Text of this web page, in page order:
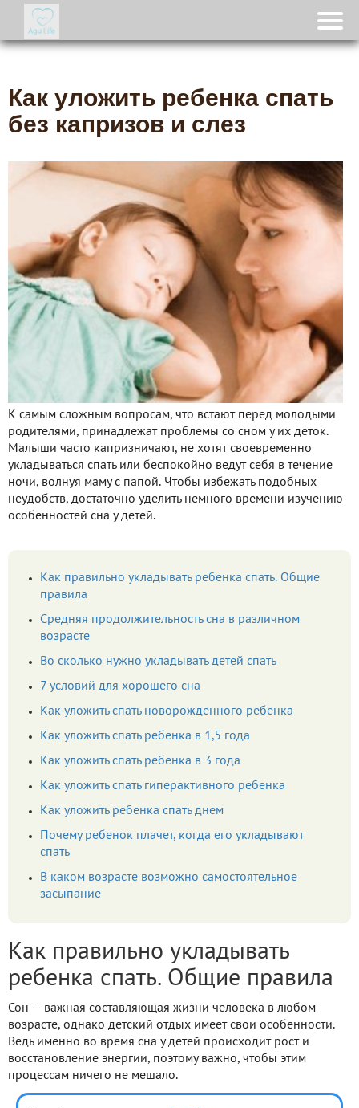
Как уложить ребенка спать
без капризов и слез
К самым сложным вопросам, что встают перед молодыми
родителями, принадлежат проблемы со сном у их деток.
Малыши часто капризничают, не хотят своевременно
укладываться спать или беспокойно ведут себя в течение
ночи, волнуя маму с папой. Чтобы избежать подобных
неудобств, достаточно уделить немного времени изучению
особенностей сна у детей.
Как правильно укладывать ребенка спать. Общие
правила
Средняя продолжительность сна в различном
возрасте
Во сколько нужно укладывать детей спать
7 условий для хорошего сна
Как уложить спать новорожденного ребенка
Как уложить спать ребенка в 1,5 года
Как уложить спать ребенка в 3 года
Как уложить спать гиперактивного ребенка
Как уложить ребенка спать днем
Почему ребенок плачет, когда его укладывают
спать
В каком возрасте возможно самостоятельное
засыпание
Как правильно укладывать
ребенка спать. Общие правила
Сон — важная составляющая жизни человека в любом
возрасте, однако детский отдых имеет свои особенности.
Ведь именно во время сна у детей происходит рост и
восстановление энергии, поэтому важно, чтобы этим
процессам ничего не мешало.